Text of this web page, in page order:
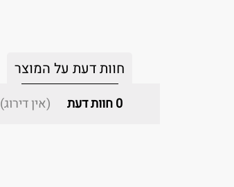
חוות דעת על המוצר
0חוות דעת (אין דירוג)